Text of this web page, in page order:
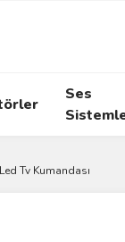
Ses
Tv Kumandası